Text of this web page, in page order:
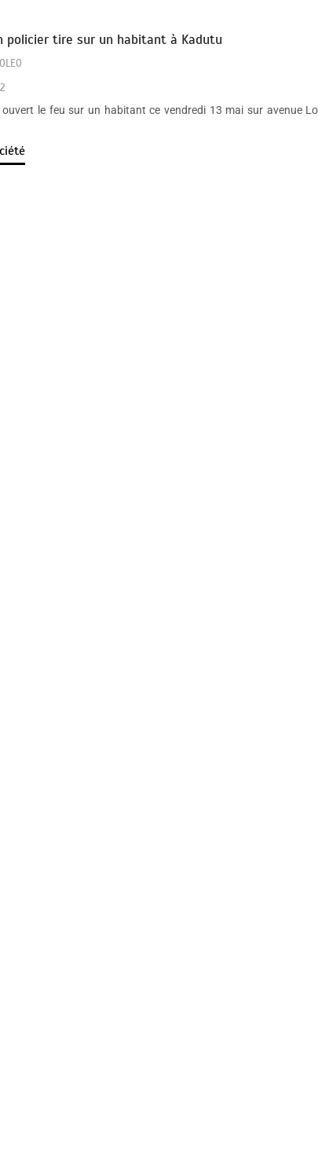
policier tire sur un habitant à Kadutu
ouvert le feu sur un habitant ce vendredi 13 mai sur avenue